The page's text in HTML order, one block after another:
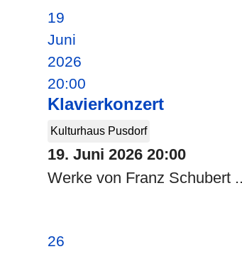
19
Juni
2026
20:00
Klavierkonzert
Kulturhaus Pusdorf
19. Juni 2026 20:00
Werke von Franz Schubert
26